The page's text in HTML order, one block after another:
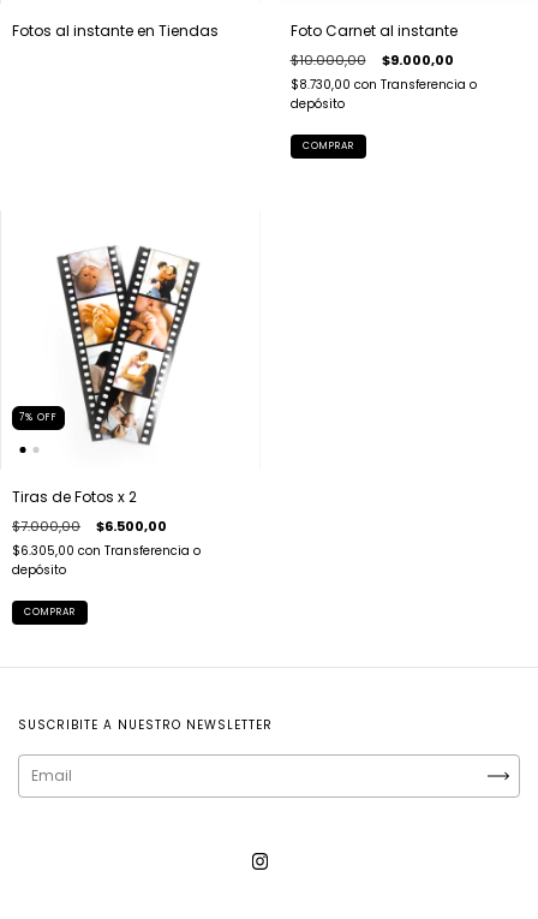
Fotos al instante en Tiendas Foto Carnet al instante
$10.000,00 $9.000,00
$8.730,00 con Transferencia o
depósito
7% OFF
Tiras de Fotos x 2
$7.000,00 $6.500,00
$6.305,00 con Transferencia o
depósito
COMPRAR
SUSCRIBITE A NUESTRO NEWSLETTER